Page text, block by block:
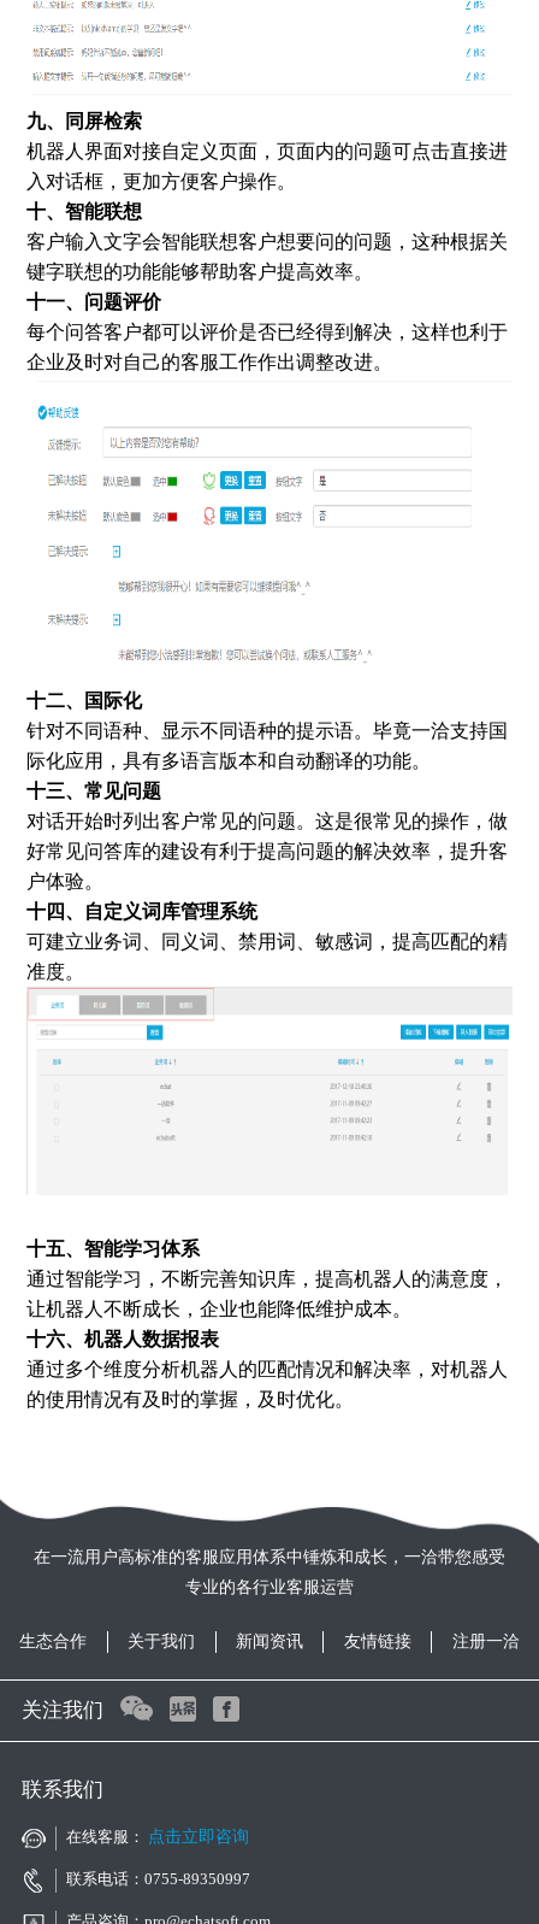
九、同屏检索
机器人界面对接自定义页面，页面内的问题可点击直接进
入对话框，更加方便客户操作。
十、智能联想
客户输入文字会智能联想客户想要问的问题，这种根据关
键字联想的功能能够帮助客户提高效率。
十一、问题评价
每个问答客户都可以评价是否已经得到解决，这样也利于
企业及时对自己的客服工作作出调整改进。
十二、国际化
针对不同语种、显示不同语种的提示语。毕竟一洽支持国
际化应用，具有多语言版本和自动翻译的功能。
十三、常见问题
对话开始时列出客户常见的问题。这是很常见的操作，做
好常见问答库的建设有利于提高问题的解决效率，提升客
户体验。
十四、自定义词库管理系统
可建立业务词、同义词、禁用词、敏感词，提高匹配的精
准度。
十五、智能学习体系
通过智能学习，不断完善知识库，提高机器人的满意度，
让机器人不断成长，企业也能降低维护成本。
十六、机器人数据报表
通过多个维度分析机器人的匹配情况和解决率，对机器人
的使用情况有及时的掌握，及时优化。
在一流用户高标准的客服应用体系中锤炼和成长，一洽带您感受
专业的各行业客服运营
生态合作 关于我们 新闻资讯 友情链接 注册一洽
关注我们
联系我们
在线客服： 点击立即咨询
联系电话：0755-89350997